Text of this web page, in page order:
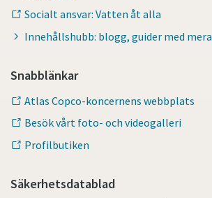
Socialt ansvar: Vatten åt alla
Innehållshubb: blogg, guider med mera
Snabblänkar
Atlas Copco-koncernens webbplats
Besök vårt foto- och videogalleri
Profilbutiken
Säkerhetsdatablad